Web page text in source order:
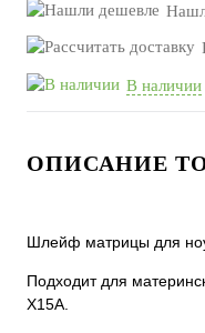
В наличии
ОПИСАНИЕ
Шлейф матрицы для
Подходит для
X15A.